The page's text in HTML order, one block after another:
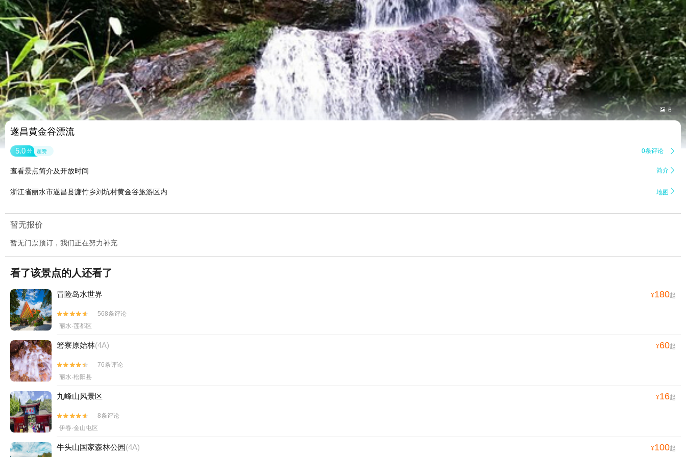
 6
遂昌黄金谷漂流
5.0 分 超赞 0条评论 
查看景点简介及开放时间 简介 
浙江省丽水市遂昌县濂竹乡刘坑村黄金谷旅游区内 地图 
暂无报价
暂无门票预订，我们正在努力补充
看了该景点的人还看了
冒险岛水世界 ¥180起


568条评论
丽水·莲都区
箬寮原始林(4A) ¥60起


76条评论
丽水·松阳县
九峰山风景区 ¥16起


8条评论
伊春·金山屯区
牛头山国家森林公园(4A) ¥100起